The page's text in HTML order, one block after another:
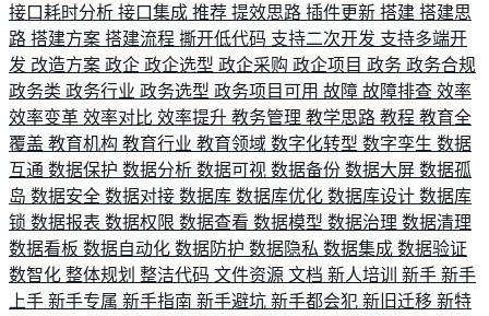
接口耗时分析 接口集成 推荐 提效思路 插件更新 搭建 搭建思
路 搭建方案 搭建流程 撕开低代码 支持二次开发 支持多端开
发 改造方案 政企 政企选型 政企采购 政企项目 政务 政务合规
政务类 政务行业 政务选型 政务项目可用 故障 故障排查 效率
效率变革 效率对比 效率提升 教务管理 教学思路 教程 教育全
覆盖 教育机构 教育行业 教育领域 数字化转型 数字孪生 数据
互通 数据保护 数据分析 数据可视 数据备份 数据大屏 数据孤
岛 数据安全 数据对接 数据库 数据库优化 数据库设计 数据库
锁 数据报表 数据权限 数据查看 数据模型 数据治理 数据清理
数据看板 数据自动化 数据防护 数据隐私 数据集成 数据验证
数智化 整体规划 整洁代码 文件资源 文档 新人培训 新手 新手
上手 新手专属 新手指南 新手避坑 新手都会犯 新旧迁移 新特